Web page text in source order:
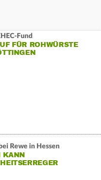
Fund
FÜR ROHWÜRSTE
Rewe in Hessen
KANN